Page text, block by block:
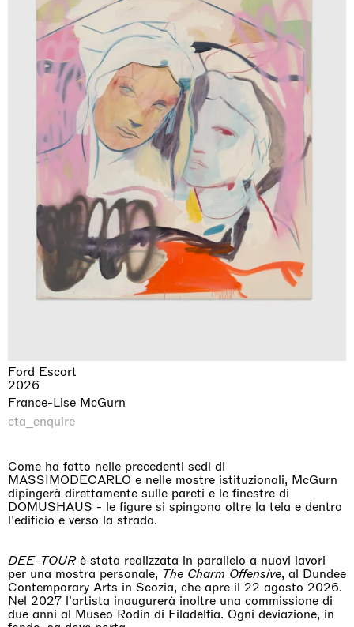
Ford Escort
2026
France-Lise McGurn
cta_enquire
Come ha fatto nelle precedenti sedi di
MASSIMODECARLO e nelle mostre istituzionali, McGurn
dipingerà direttamente sulle pareti e le finestre di
DOMUSHAUS - le figure si spingono oltre la tela e dentro
l'edificio e verso la strada.
DEE-TOURè stata realizzata in parallelo a nuovi lavori
per una mostra personale, The Charm Offensive, al Dundee
Contemporary Arts in Scozia, che apre il 22 agosto 2026.
Nel 2027 l'artista inaugurerà inoltre una commissione di
due anni al Museo Rodin di Filadelfia. Ogni deviazione, in